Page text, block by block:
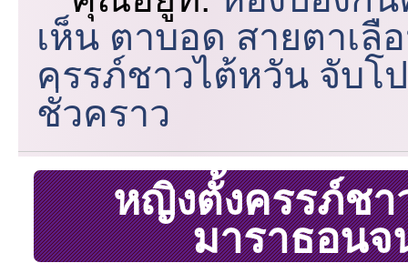
เห็น ตาบอด สายตาเลื
ครรภ์ชาวไต้หวัน จับโ
ชั่วคราว
หญิงตั้งครรภ์ชา
มาราธอน